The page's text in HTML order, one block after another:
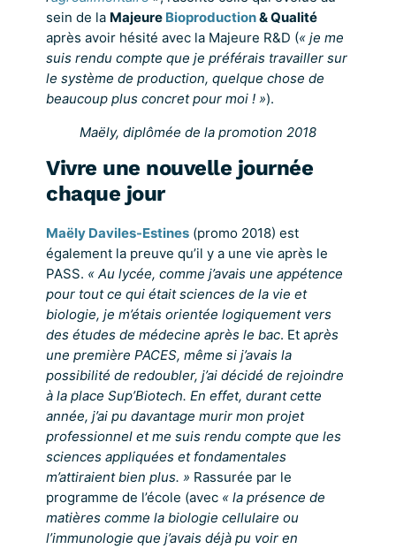
sein de la Majeure Bioproduction& Qualité
après avoir hésité avec la Majeure R&D (« je me
suis rendu compte que je préférais travailler sur
le système de production, quelque chose de
beaucoup plus concret pour moi ! »).
Maëly, diplômée de la promotion 2018
Vivre une nouvelle journée
chaque jour
Maëly Daviles-Estines (promo 2018) est
également la preuve qu’il y a une vie après le
PASS. « Au lycée, comme j’avais une appétence
pour tout ce qui était sciences de la vie et
biologie, je m’étais orientée logiquement vers
des études de médecine après le bac. Et après
une première PACES, même si j’avais la
possibilité de redoubler, j’ai décidé de rejoindre
à la place Sup’Biotech. En effet, durant cette
année, j’ai pu davantage murir mon projet
professionnel et me suis rendu compte que les
sciences appliquées et fondamentales
m’attiraient bien plus. » Rassurée par le
programme de l’école (avec « la présence de
matières comme la biologie cellulaire ou
l’immunologie que j’avais déjà pu voir en